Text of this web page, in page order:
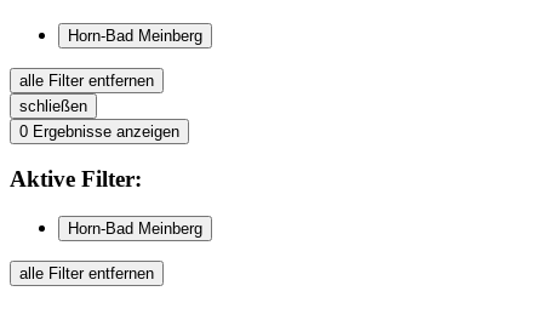
Horn-Bad Meinberg
alle Filter entfernen
schließen
0 Ergebnisse anzeigen
Aktive Filter:
Horn-Bad Meinberg
alle Filter entfernen